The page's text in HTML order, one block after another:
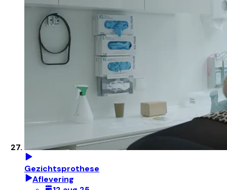
Gezichtsprothese
Aflevering